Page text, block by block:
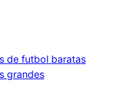
de futbol baratas
grandes